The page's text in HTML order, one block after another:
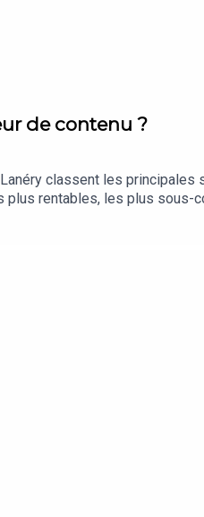
de contenu ?
classent les
rentables, les plus sous-
vos questions via ce lien :
forms.gle/
https://